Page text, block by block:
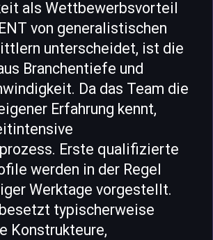
als Wettbewerbsvorteil
von generalistischen
unterscheidet, ist die
Branchentiefe und
Da das Team die
Erfahrung kennt,
Erste qualifizierte
werden in der Regel
Werktage vorgestellt.
typischerweise
Konstrukteure,